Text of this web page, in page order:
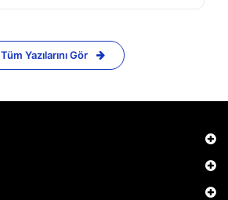
Tüm Yazılarını Gör